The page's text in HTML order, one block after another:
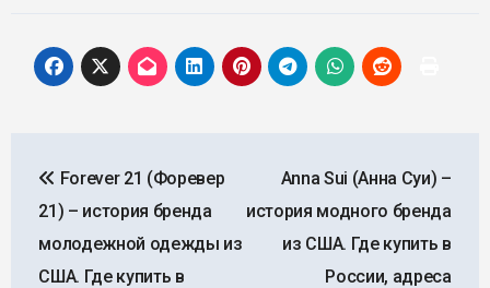
по
записям
Forever 21 (Форевер
21) – история бренда
молодежной одежды из
США. Где купить в
Anna Sui (Анна Суи) –
история модного бренда
из США. Где купить в
России, адреса